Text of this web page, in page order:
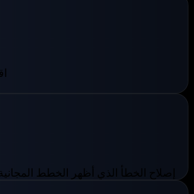
- إصلاح الخطأ الذي أظهر الخطط